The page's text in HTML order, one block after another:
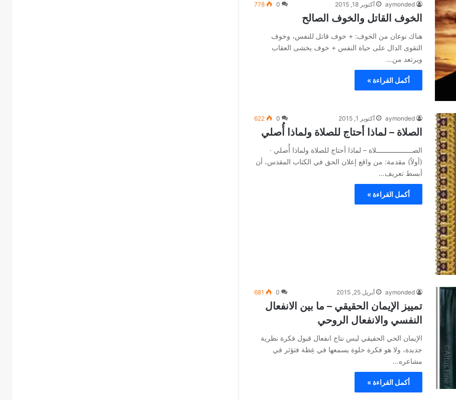
aymonded أكتوبر 18, 2015 0
778
الخوف القاتل والخوف الصالح
هناك نوعان من الخوف: + خوف قاتل للنفس، وخوف
التقوى الدال على حياة النفس + خوف يخشى العقاب
ويرتعد من…
أكمل القراءة »
aymonded أكتوبر 1, 2015 0
622
الصلاة – لماذا أحتاج للصلاة ولماذا أُصلي
الصــــــــــــــــــلاة – لماذا أحتاج للصلاة ولماذا أُصلي ·
(أولاً) مقدمة: من واقع إعلان الحق في الكتاب المقدس، أن
أبسط تعريف…
أكمل القراءة »
aymonded أبريل 25, 2015 0
681
تمييز الإيمان الحقيقي – ما بين الانفعال
النفسي والانفعال الروحي
الإيمان الحي الحقيقي ليس نتاج انفعال قبول فكرة نظرية
جديدة، ولا هو فكرة حلوة يسمعها في عِظة فتؤثر في
مشاعره…
أكمل القراءة »